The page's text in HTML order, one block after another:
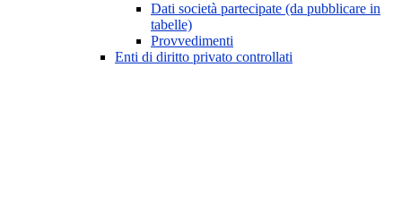
Dati società partecipate (da pubblicare in
tabelle)
Provvedimenti
Enti di diritto privato controllati